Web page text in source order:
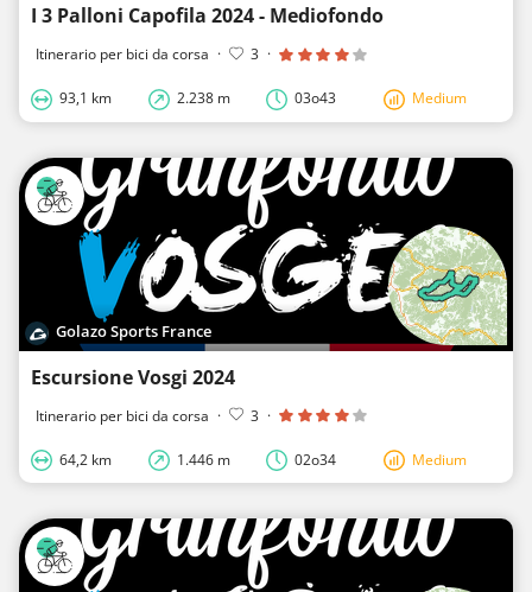
I 3 Palloni Capofila 2024 - Mediofondo
Itinerario per bici da corsa · 3 ·
93,1 km 2.238 m 03o43 Medium
Golazo Sports France
Escursione Vosgi 2024
Itinerario per bici da corsa · 3 ·
64,2 km 1.446 m 02o34 Medium